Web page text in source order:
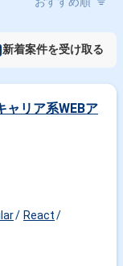
新着案件を受け取る
リア系WEBア
React